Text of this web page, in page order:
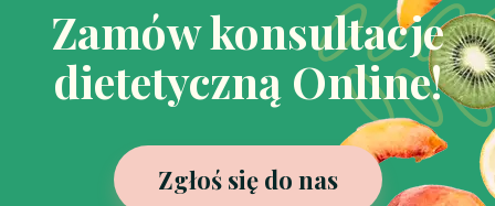
Zamów konsultacje
dietetyczną Online!
Zgłoś się do nas